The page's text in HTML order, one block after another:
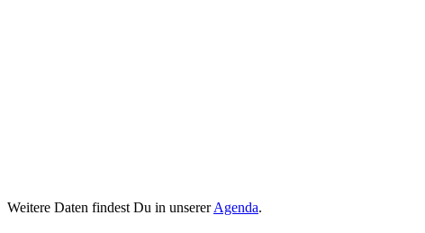
Weitere Daten findest Du in unsererAgenda.